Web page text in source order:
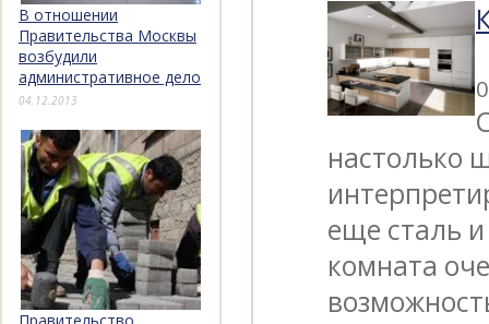
настолько
еще сталь и
комната
В отношении
Правительства Москвы
возбудили
административное дело
04.12.2013